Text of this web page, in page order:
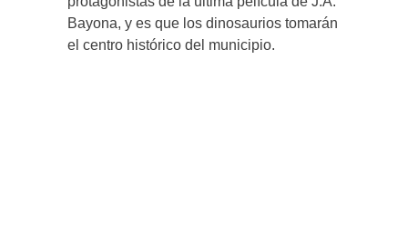
Bayona, y es que los dinosaurios tomarán
el centro histórico del municipio.